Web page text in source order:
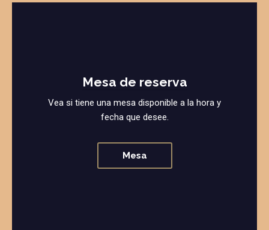
Mesa de reserva
Vea si tiene una mesa disponible a la hora y
fecha que desee.
Mesa